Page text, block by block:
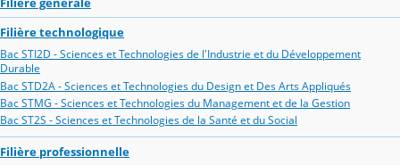
Filière technologique
Bac STI2D - Sciences et Technologies de l'Industrie et du Développement
Durable
Bac STD2A - Sciences et Technologies du Design et Des Arts Appliqués
Bac STMG - Sciences et Technologies du Management et de la Gestion
Bac ST2S - Sciences et Technologies de la Santé et du Social
Filière professionnelle